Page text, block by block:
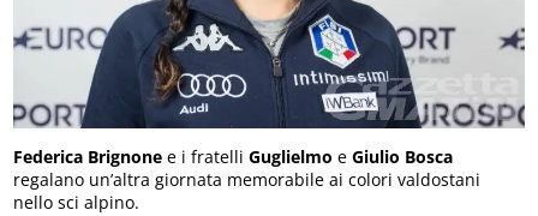
Federica Brignone e i fratelliGuglielmo eGiulio Bosca
regalano un’altra giornata memorabile ai colori valdostani
nello sci alpino.